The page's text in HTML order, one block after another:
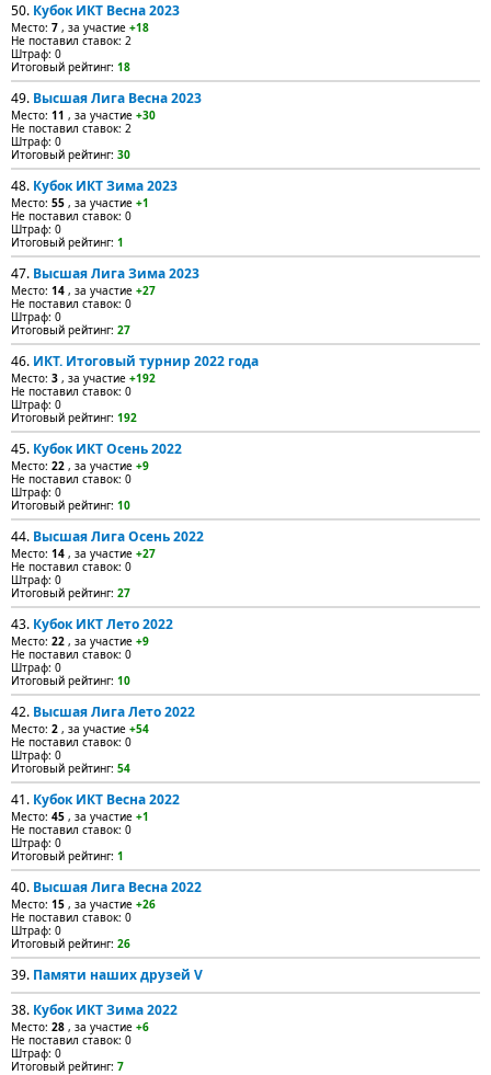
50. Кубок ИКТ Весна 2023
Место: 7 , за участие +18
Не поставил ставок: 2
Штраф: 0
Итоговый рейтинг: 18
49. Высшая Лига Весна 2023
Место: 11 , за участие +30
Не поставил ставок: 2
Штраф: 0
Итоговый рейтинг: 30
48. Кубок ИКТ Зима 2023
Место: 55 , за участие +1
Не поставил ставок: 0
Штраф: 0
Итоговый рейтинг: 1
47. Высшая Лига Зима 2023
Место: 14 , за участие +27
Не поставил ставок: 0
Штраф: 0
Итоговый рейтинг: 27
46. ИКТ. Итоговый турнир 2022 года
Место: 3 , за участие +192
Не поставил ставок: 0
Штраф: 0
Итоговый рейтинг: 192
45. Кубок ИКТ Осень 2022
Место: 22 , за участие +9
Не поставил ставок: 0
Штраф: 0
Итоговый рейтинг: 10
44. Высшая Лига Осень 2022
Место: 14 , за участие +27
Не поставил ставок: 0
Штраф: 0
Итоговый рейтинг: 27
43. Кубок ИКТ Лето 2022
Место: 22 , за участие +9
Не поставил ставок: 0
Штраф: 0
Итоговый рейтинг: 10
42. Высшая Лига Лето 2022
Место: 2 , за участие +54
Не поставил ставок: 0
Штраф: 0
Итоговый рейтинг: 54
41. Кубок ИКТ Весна 2022
Место: 45 , за участие +1
Не поставил ставок: 0
Штраф: 0
Итоговый рейтинг: 1
40. Высшая Лига Весна 2022
Место: 15 , за участие +26
Не поставил ставок: 0
Штраф: 0
Итоговый рейтинг: 26
39. Памяти наших друзей V
38. Кубок ИКТ Зима 2022
Место: 28 , за участие +6
Не поставил ставок: 0
Штраф: 0
Итоговый рейтинг: 7